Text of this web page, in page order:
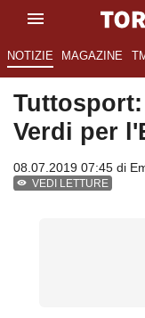
NOTIZIE MAGAZINE
Verdi per
08.07.2019 07:45 di
VEDI LETTURE